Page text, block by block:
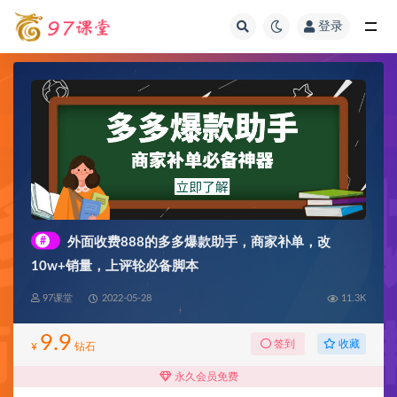
登录
#
外面收费888的多多爆款助手，商家补单，改
10w+销量，上评轮必备脚本
97课堂 2022-05-28 11.3K
¥ 9.9 钻石 签到 收藏
永久会员免费